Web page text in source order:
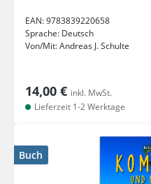
EAN:9783839220658
Sprache: Deutsch
Von/Mit:Andreas J. Schulte
14,00 € inkl. MwSt.
Lieferzeit 1-2 Werktage
Buch